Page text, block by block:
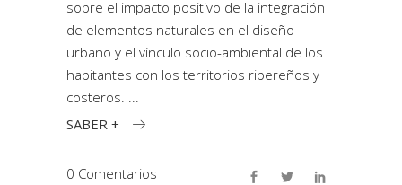
sobre el impacto positivo de la integración
de elementos naturales en el diseño
urbano y el vínculo socio-ambiental de los
habitantes con los territorios ribereños y
costeros.
SABER +
0 Comentarios